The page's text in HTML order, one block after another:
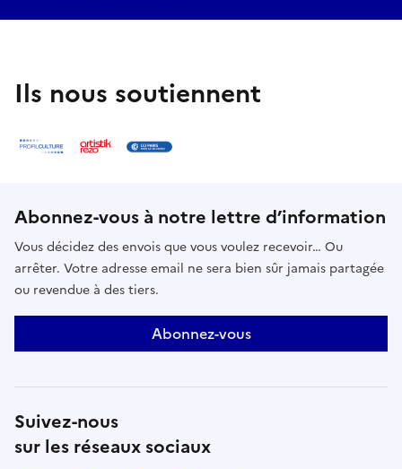
Ils nous soutiennent
Abonnez-vous à notre lettre d’information
Vous décidez des envois que vous voulez recevoir… Ou
arrêter. Votre adresse email ne sera bien sûr jamais partagée
ou revendue à des tiers.
Abonnez-vous
Suivez-nous
sur les réseaux sociaux